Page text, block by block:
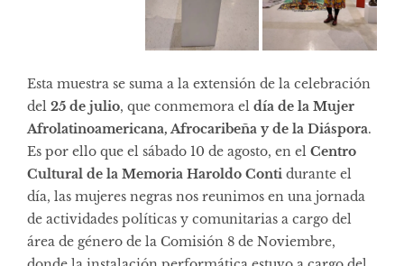
Esta muestra se suma a la extensión de la celebración
del 25 de julio, que conmemora el día de la Mujer
Afrolatinoamericana, Afrocaribeña y de la Diáspora.
Es por ello que el sábado 10 de agosto, en el Centro
Cultural de la Memoria Haroldo Conti durante el
día, las mujeres negras nos reunimos en una jornada
de actividades políticas y comunitarias a cargo del
área de género de la Comisión 8 de Noviembre,